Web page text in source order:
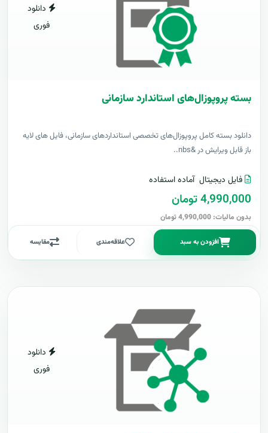
دانلود
فوری
بسته پروپوزال‌های استاندارد سازمانی
دانلود بسته کامل پروپوزال‌های تخصصی استانداردهای سازمانی، فایل های لایه
باز قابل ویرایش در &nbs..
فایل دیجیتال آماده استفاده
4,990,000 تومان
بدون مالیات: 4,990,000 تومان
افزودن به سبد علاقه‌مندی مقایسه
دانلود
فوری